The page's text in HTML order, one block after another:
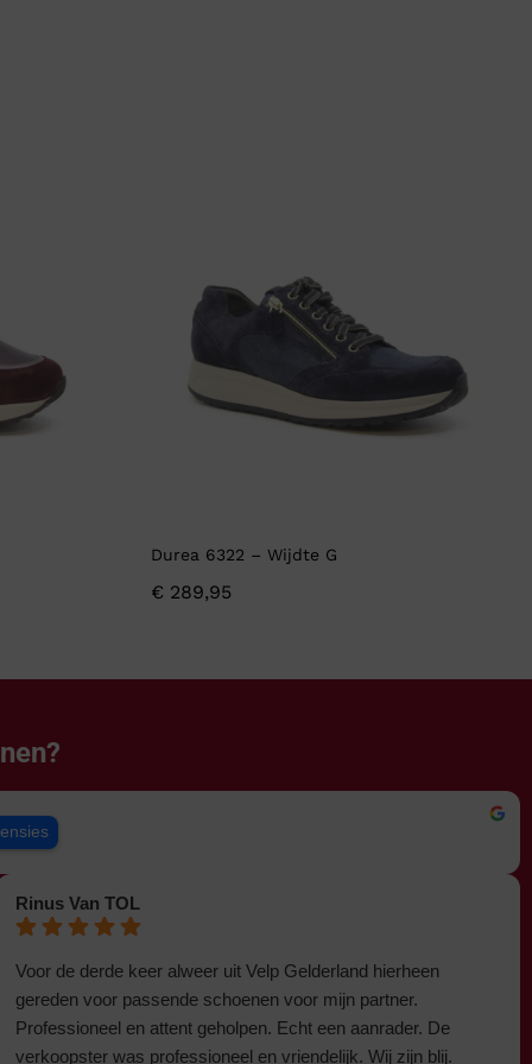
Durea 6322 – Wijdte G
€ 289,95
Rinus Van TOL
Voor de derde keer alweer uit Velp Gelderland hierheen
gereden voor passende schoenen voor mijn partner.
Professioneel en attent geholpen. Echt een aanrader. De
verkoopster was professioneel en vriendelijk. Wij zijn blij.